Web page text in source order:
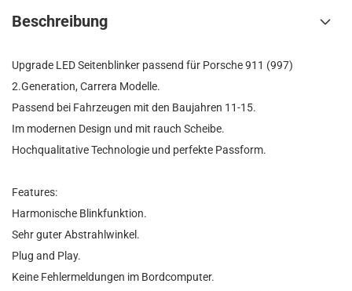
Beschreibung
Upgrade LED Seitenblinker passend für Porsche 911 (997)
2.Generation, Carrera Modelle.
Passend bei Fahrzeugen mit den Baujahren 11-15.
Im modernen Design und mit rauch Scheibe.
Hochqualitative Technologie und perfekte Passform.
Features:
Harmonische Blinkfunktion.
Sehr guter Abstrahlwinkel.
Plug and Play.
Keine Fehlermeldungen im Bordcomputer.